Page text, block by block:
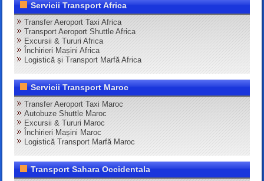
Servicii Transport Africa
Transfer Aeroport Taxi Africa
Transport Aeroport Shuttle Africa
Excursii & Tururi Africa
Închirieri Mașini Africa
Logistică și Transport Marfă Africa
Servicii Transport Maroc
Transfer Aeroport Taxi Maroc
Autobuze Shuttle Maroc
Excursii & Tururi Maroc
Închirieri Mașini Maroc
Logistică Transport Marfă Maroc
Transport Sahara Occidentala